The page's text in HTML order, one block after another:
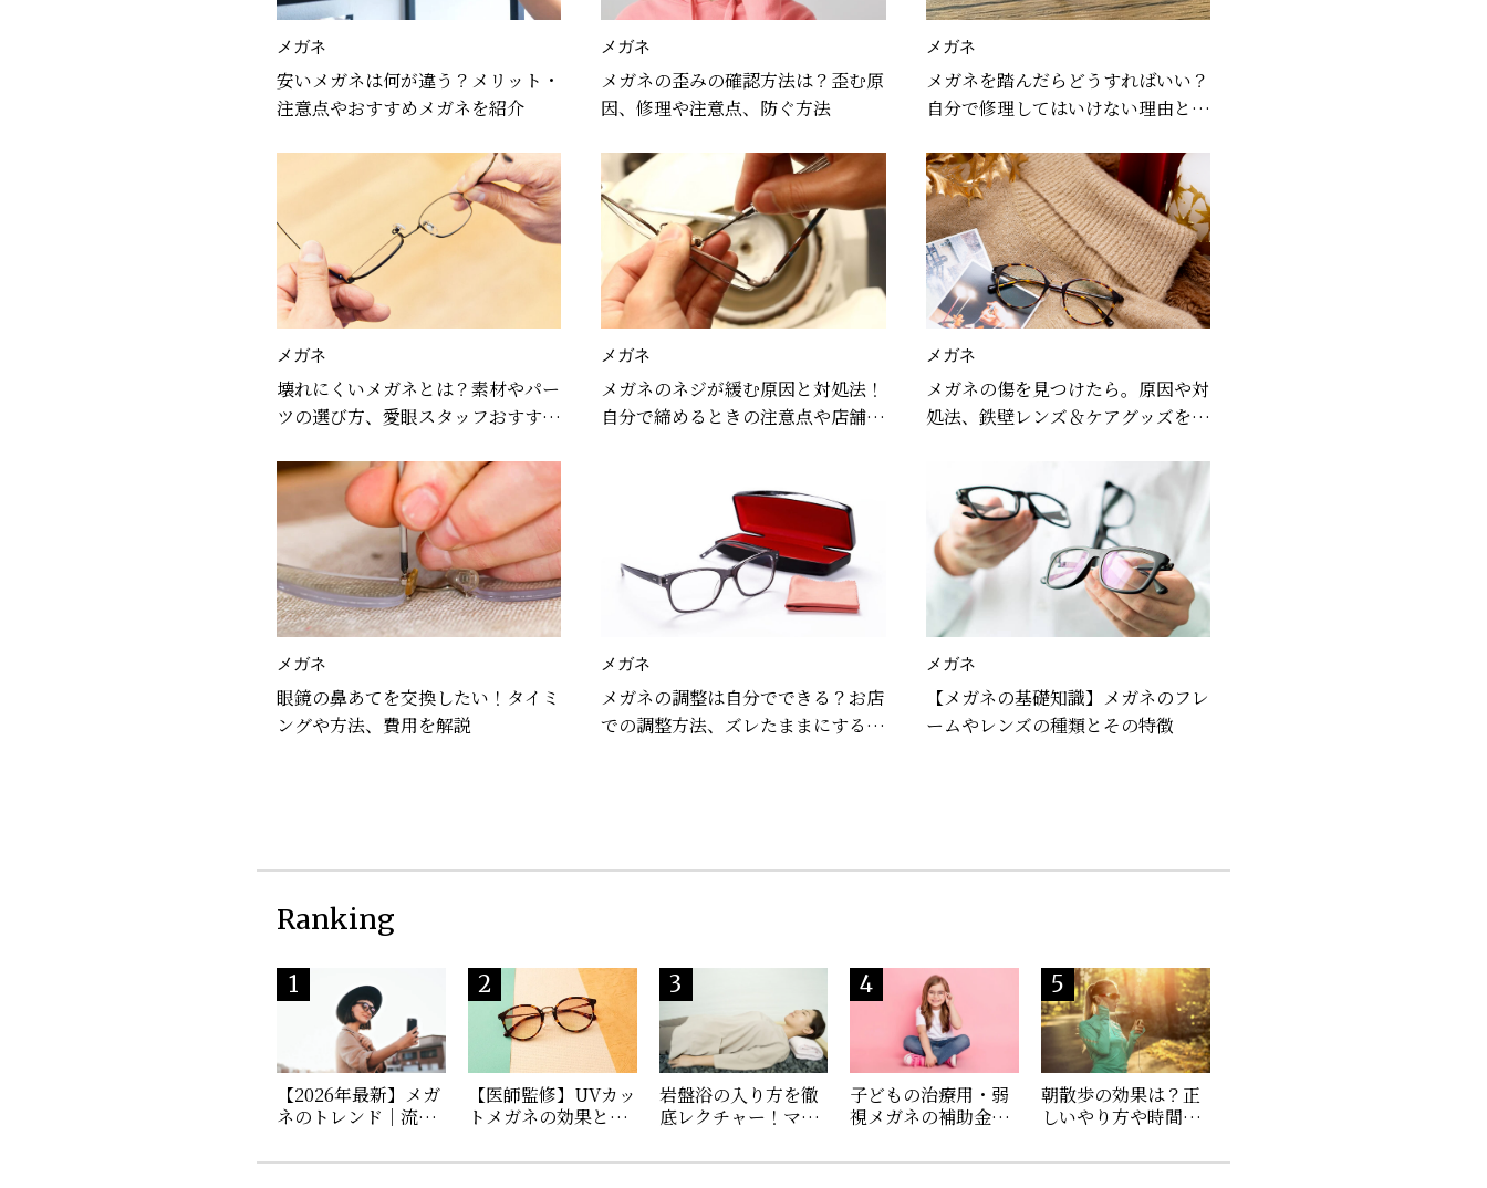
メガネ
安いメガネは何が違う？メリット・
注意点やおすすめメガネを紹介
メガネ
メガネの歪みの確認方法は？歪む原
因、修理や注意点、防ぐ方法
メガネ
メガネを踏んだらどうすればいい？
自分で修理してはいけない理由と対
メガネ
壊れにくいメガネとは？素材やパー
ツの選び方、愛眼スタッフおすすめ
メガネ
メガネのネジが緩む原因と対処法！
自分で締めるときの注意点や店舗で
メガネ
メガネの傷を見つけたら。原因や対
処法、鉄壁レンズ＆ケアグッズを紹
メガネ
眼鏡の鼻あてを交換したい！タイミ
ングや方法、費用を解説
メガネ
メガネの調整は自分でできる？お店
での調整方法、ズレたままにするデ
メガネ
【メガネの基礎知識】メガネのフレ
ームやレンズの種類とその特徴
Ranking
【2026年最新】メガ
ネのトレンド｜流行
の選び方
【医師監修】UVカッ
トメガネの効果と選
を守ろう
岩盤浴の入り方を徹
底レクチャー！マナ
ると便利なグッズを
子どもの治療用・弱
視メガネの補助金は
必要書類を解説
朝散歩の効果は？正
しいやり方や時間、
ングラスを紹介